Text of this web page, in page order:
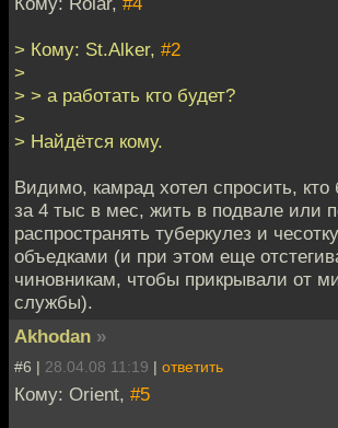
> Кому: St.Alker, #2
>
> > а работать кто будет?
>
> Найдётся кому.
Видимо, камрад хотел спросить, кто
за 4 тыс в мес, жить в подвале или
распространять туберкулез и
объедками (и при этом еще
чиновникам, чтобы прикрывали от
службы).
Akhodan »
#6 | 28.04.08 11:19 | ответить
Кому: Orient, #5